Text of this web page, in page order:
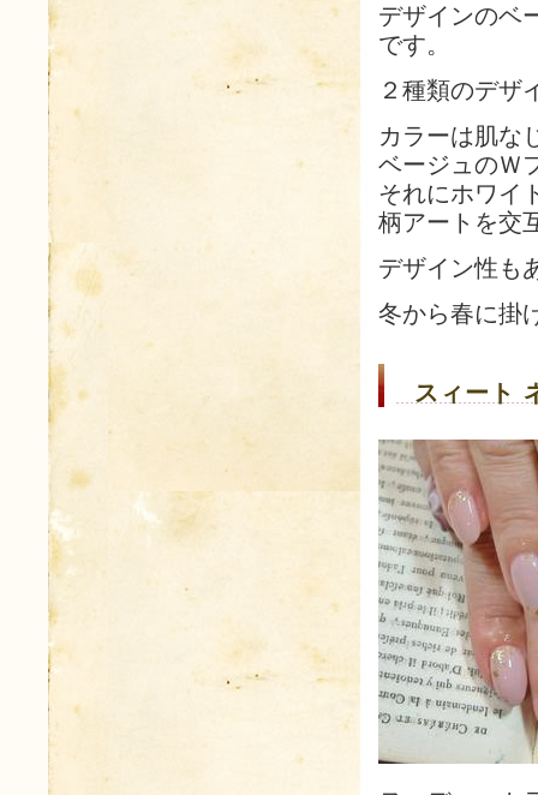
デザインのベ
です。
２種類のデザ
カラーは肌な
ベージュのＷ
それにホワイ
柄アートを交
デザイン性も
冬から春に掛
スィート